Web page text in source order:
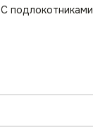
С подлокотниками